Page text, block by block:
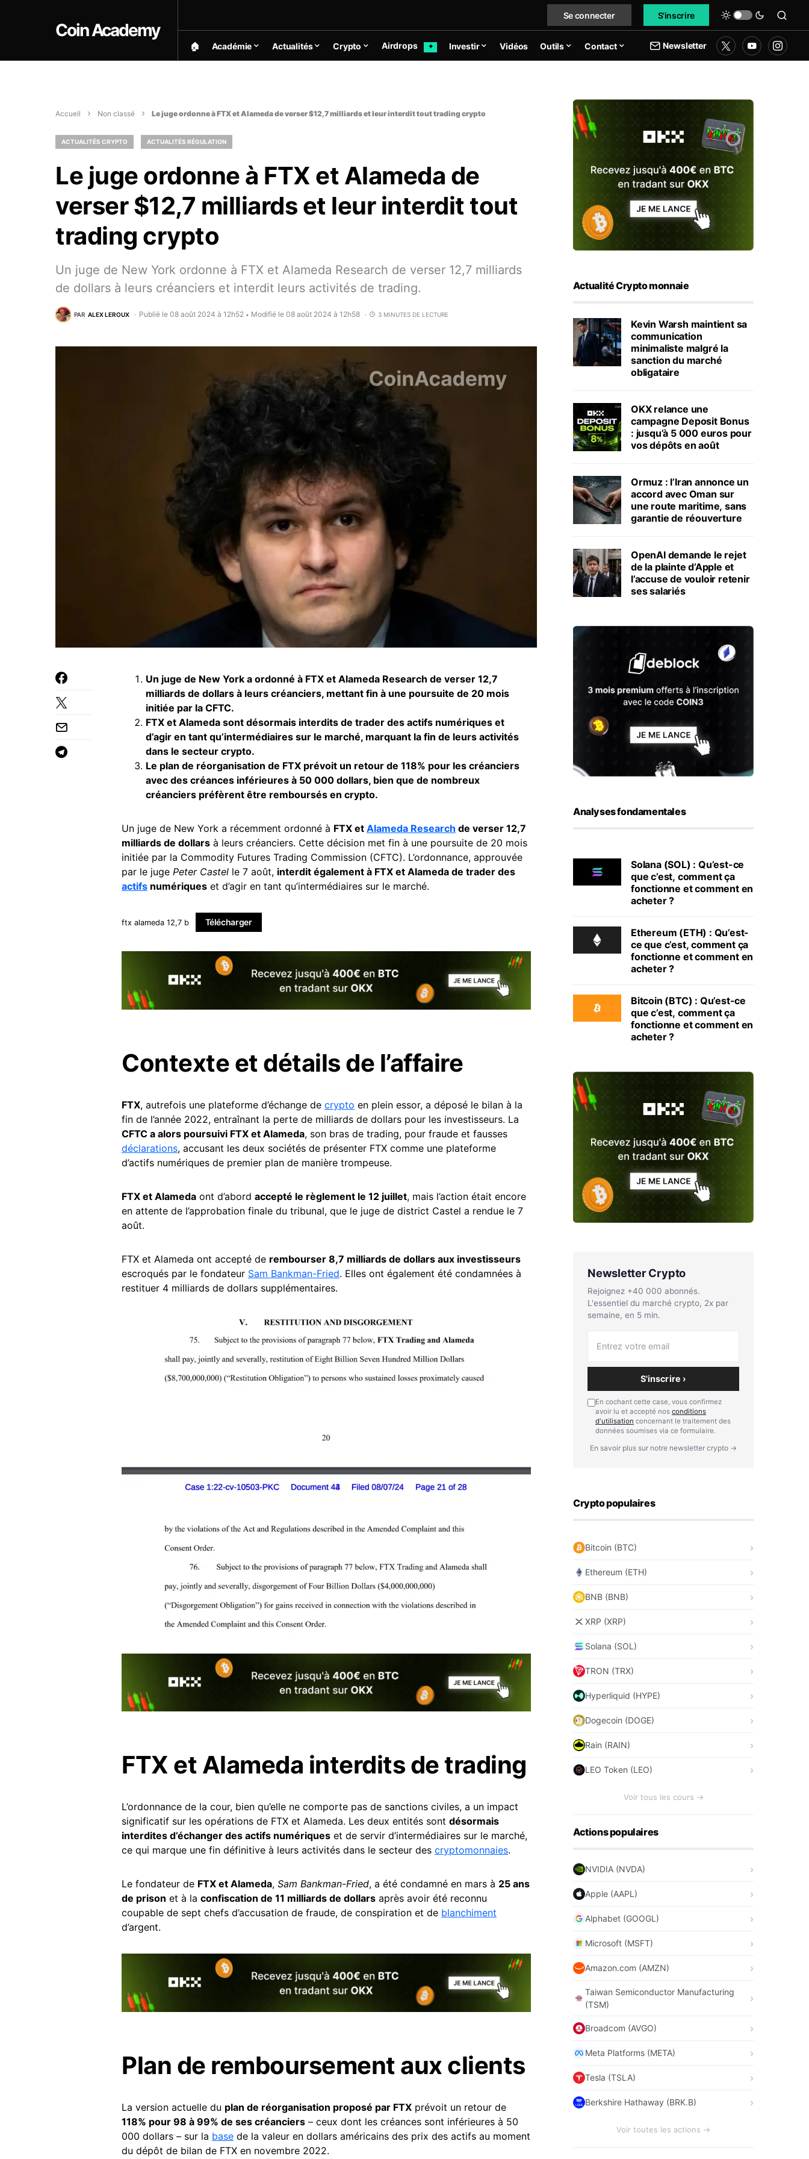
Coin Academy
Se connecter S'inscrire
🏠︎ Académie Actualités Crypto Airdrops ✦ Investir Vidéos Outils Contact Newsletter
Accueil Non classé Le juge ordonne à FTX et Alameda de verser $12,7 milliards et leur interdit tout trading crypto
ACTUALITÉS CRYPTO ACTUALITÉS RÉGULATION
Le juge ordonne à FTX et Alameda de
verser $12,7 milliards et leur interdit tout
trading crypto
Un juge de New York ordonne à FTX et Alameda Research de verser 12,7 milliards
de dollars à leurs créanciers et interdit leurs activités de trading.
PAR ALEX LEROUX Publié le 08 août 2024 à 12h52 • Modifié le 08 août 2024 à 12h58 3 MINUTES DE LECTURE
Un juge de New York a ordonné à FTX et Alameda Research de verser 12,7
milliards de dollars à leurs créanciers, mettant fin à une poursuite de 20 mois
initiée par la CFTC.
FTX et Alameda sont désormais interdits de trader des actifs numériques et
d’agir en tant qu’intermédiaires sur le marché, marquant la fin de leurs activités
dans le secteur crypto.
Le plan de réorganisation de FTX prévoit un retour de 118% pour les créanciers
avec des créances inférieures à 50 000 dollars, bien que de nombreux
créanciers préfèrent être remboursés en crypto.
Un juge de New York a récemment ordonné à FTX et Alameda Research de verser 12,7
milliards de dollars à leurs créanciers. Cette décision met fin à une poursuite de 20 mois
initiée par la Commodity Futures Trading Commission (CFTC). L’ordonnance, approuvée
par le juge Peter Castel le 7 août, interdit également à FTX et Alameda de trader des
actifs numériques et d’agir en tant qu’intermédiaires sur le marché.
ftx alameda 12,7 b Télécharger
Contexte et détails de l’affaire
FTX, autrefois une plateforme d’échange de crypto en plein essor, a déposé le bilan à la
fin de l’année 2022, entraînant la perte de milliards de dollars pour les investisseurs. La
CFTC a alors poursuivi FTX et Alameda, son bras de trading, pour fraude et fausses
déclarations, accusant les deux sociétés de présenter FTX comme une plateforme
d’actifs numériques de premier plan de manière trompeuse.
FTX et Alameda ont d’abord accepté le règlement le 12 juillet, mais l’action était encore
en attente de l’approbation finale du tribunal, que le juge de district Castel a rendue le 7
août.
FTX et Alameda ont accepté de rembourser 8,7 milliards de dollars aux investisseurs
escroqués par le fondateur Sam Bankman-Fried. Elles ont également été condamnées à
restituer 4 milliards de dollars supplémentaires.
FTX et Alameda interdits de trading
L’ordonnance de la cour, bien qu’elle ne comporte pas de sanctions civiles, a un impact
significatif sur les opérations de FTX et Alameda. Les deux entités sont désormais
interdites d’échanger des actifs numériques et de servir d’intermédiaires sur le marché,
ce qui marque une fin définitive à leurs activités dans le secteur des cryptomonnaies.
Le fondateur de FTX et Alameda, Sam Bankman-Fried, a été condamné en mars à 25 ans
de prison et à la confiscation de 11 milliards de dollars après avoir été reconnu
coupable de sept chefs d’accusation de fraude, de conspiration et de blanchiment
d’argent.
Plan de remboursement aux clients
La version actuelle du plan de réorganisation proposé par FTX prévoit un retour de
118% pour 98 à 99% de ses créanciers – ceux dont les créances sont inférieures à 50
000 dollars – sur la base de la valeur en dollars américains des prix des actifs au moment
du dépôt de bilan de FTX en novembre 2022.
Actualité Crypto monnaie
Kevin Warsh maintient sa
communication
minimaliste malgré la
sanction du marché
obligataire
OKX relance une
campagne Deposit Bonus
: jusqu’à 5 000 euros pour
vos dépôts en août
Ormuz : l’Iran annonce un
accord avec Oman sur
une route maritime, sans
garantie de réouverture
OpenAI demande le rejet
de la plainte d’Apple et
l’accuse de vouloir retenir
ses salariés
Analyses fondamentales
Solana (SOL) : Qu’est-ce
que c’est, comment ça
fonctionne et comment en
acheter ?
Ethereum (ETH) : Qu’est-
ce que c’est, comment ça
fonctionne et comment en
acheter ?
Bitcoin (BTC) : Qu’est-ce
que c’est, comment ça
fonctionne et comment en
acheter ?
Newsletter Crypto
Rejoignez +40 000 abonnés.
L'essentiel du marché crypto, 2x par
semaine, en 5 min.
S'inscrire ›
En cochant cette case, vous confirmez
avoir lu et accepté nos conditions
d'utilisation concernant le traitement des
données soumises via ce formulaire.
En savoir plus sur notre newsletter crypto →
Crypto populaires
Bitcoin (BTC)
Ethereum (ETH)
BNB (BNB)
XRP (XRP)
Solana (SOL)
TRON (TRX)
Hyperliquid (HYPE)
Dogecoin (DOGE)
Rain (RAIN)
LEO Token (LEO)
Voir tous les cours →
Actions populaires
NVIDIA (NVDA)
Apple (AAPL)
Alphabet (GOOGL)
Microsoft (MSFT)
Amazon.com (AMZN)
Taiwan Semiconductor Manufacturing
(TSM)
Broadcom (AVGO)
Meta Platforms (META)
Tesla (TSLA)
Berkshire Hathaway (BRK.B)
Voir toutes les actions →